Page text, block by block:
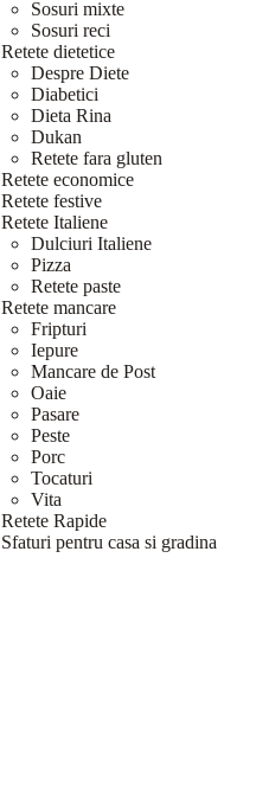
Sosuri mixte
Sosuri reci
Retete dietetice
Despre Diete
Diabetici
Dieta Rina
Dukan
Retete fara gluten
Retete economice
Retete festive
Retete Italiene
Dulciuri Italiene
Pizza
Retete paste
Retete mancare
Fripturi
Iepure
Mancare de Post
Oaie
Pasare
Peste
Porc
Tocaturi
Vita
Retete Rapide
Sfaturi pentru casa si gradina